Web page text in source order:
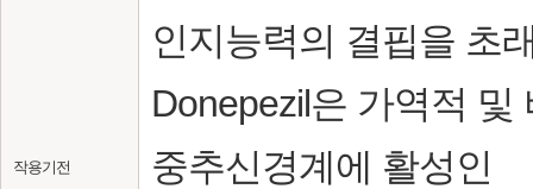
작용기전
인지능력의 결핍을 초
Donepezil은 가역적 및
중추신경계에 활성인